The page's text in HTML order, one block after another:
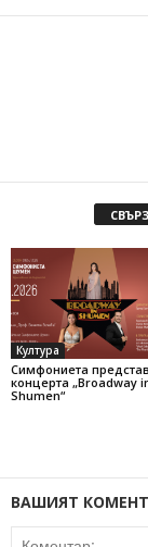
Култура
Симфониета
концерта „Broadway
Shumen“
ВАШИЯТ